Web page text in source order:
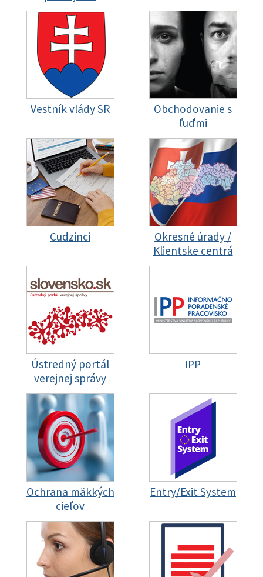
Vestník vlády SR
Obchodovanie s
ľuďmi
Cudzinci
Okresné úrady /
Klientske centrá
Ústredný portál
verejnej správy
IPP
Ochrana mäkkých
cieľov
Entry/Exit System